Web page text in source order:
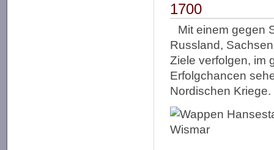
1700
Mit einem gegen
Russland,
Ziele verfolgen, im
Erfolgchancen
Nordischen Kriege.